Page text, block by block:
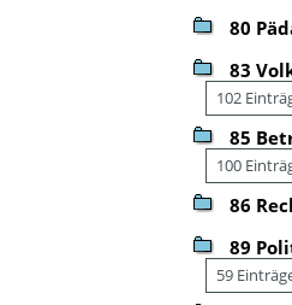
80
83
102
85
100
86
89
59